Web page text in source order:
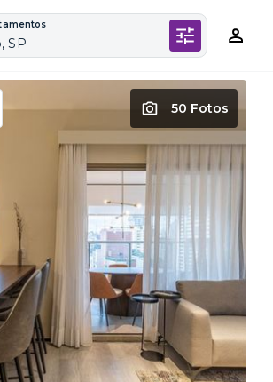
SP
50 Fotos